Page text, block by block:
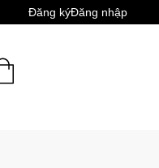
Đăng kýĐăng nhập